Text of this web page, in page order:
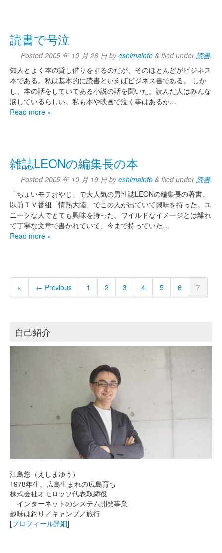
読書で号泣
Posted2005 年 10 月 26 日 byeshimainfo & filed under読書.
知人とよく本の貸し借りをするのだが、そのほとんどがビジネス
本である。私は基本的に読書といえばビジネス書である。 しか
し、本の話をしていてある小説の話を聞いた。読んだ人はみんな
涙しているらしい。私も本や映画で泣く事はあるが…
Read more »
雑誌LEONの編集長の本
Posted2005 年 10 月 19 日 byeshimainfo & filed under読書.
「ちょいモテおやじ」で大人気の男性誌LEONの編集長の著書。
以前ＴＶ番組「情熱大陸」でこの人が出ていて興味を持った。ユ
ニークな人でとても興味を持った。ワイルドなイメージとは離れ
て丁寧な文章で書かれていて、今まで持っていた…
Read more »
« ← Previous 1 2 3 4 5 6 7
自己紹介
江島悠（えしまゆう）
1978年生。広島生まれの広島育ち
株式会社オモロッソ代表取締役
インターネットのシステム開発事業
趣味は釣り／キャンプ／旅行
[プロフィール詳細]